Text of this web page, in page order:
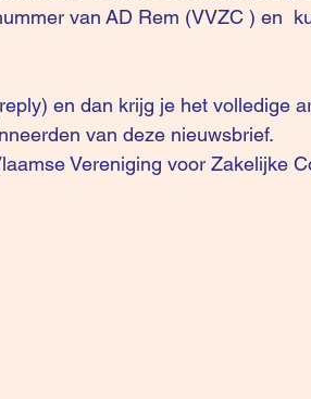
van AD Rem (VVZC ) en
van deze nieuwsbrief.
Vereniging voor Zakelijke